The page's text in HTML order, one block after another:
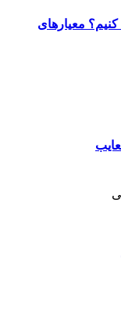
کنیم؟ معیارهای